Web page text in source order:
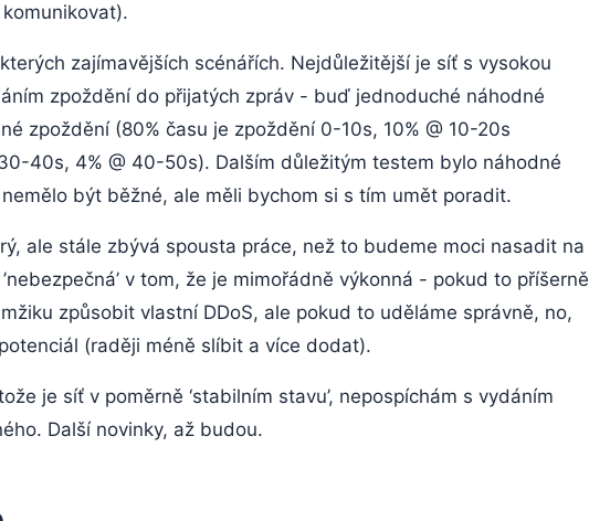
zajímavějších scénářích. Nejdůležitější je síť s vysokou
zpoždění do přijatých zpráv - buď jednoduché náhodné
zpoždění (80% času je zpoždění 0-10s, 10% @ 10-20s
40s, 4% @ 40-50s). Dalším důležitým testem bylo náhodné
být běžné, ale měli bychom si s tím umět poradit.
ale stále zbývá spousta práce, než to budeme moci nasadit na
v tom, že je mimořádně výkonná - pokud to příšerně
způsobit vlastní DDoS, ale pokud to uděláme správně, no,
(raději méně slíbit a více dodat).
je síť v poměrně ‘stabilním stavu’, nepospíchám s vydáním
Další novinky, až budou.